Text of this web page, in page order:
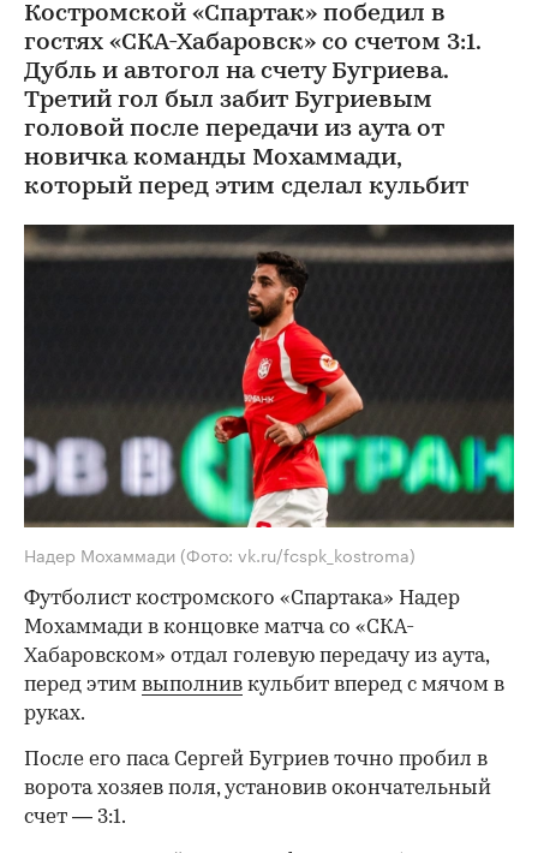
Костромской «Спартак» победил в
гостях «СКА-Хабаровск» со счетом 3:1.
Дубль и автогол на счету Бугриева.
Третий гол был забит Бугриевым
головой после передачи из аута от
новичка команды Мохаммади,
который перед этим сделал кульбит
Надер Мохаммади (Фото: vk.ru/fcspk_kostroma)
Футболист костромского «Спартака» Надер
Мохаммади в концовке матча со «СКА-
Хабаровском» отдал голевую передачу из аута,
перед этим выполнив кульбит вперед с мячом в
руках.
После его паса Сергей Бугриев точно пробил в
ворота хозяев поля, установив окончательный
счет — 3:1.